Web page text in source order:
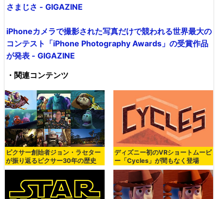
さまじさ - GIGAZINE
iPhoneカメラで撮影された写真だけで競われる世界最大の
コンテスト「iPhone Photography Awards」の受賞作品
が発表 - GIGAZINE
・関連コンテンツ
ピクサー創始者ジョン・ラセター
が振り返るピクサー30年の歴史
ディズニー初のVRショートムービ
ー「Cycles」が間もなく登場